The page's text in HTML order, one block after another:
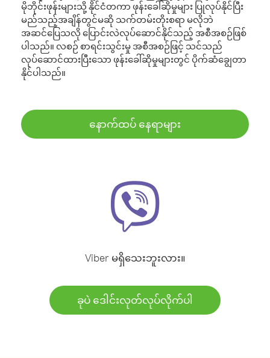
မိုဘိုင်းဖုန်းများသို့ နိုင်ငံတကာ ဖုန်းခေါ်ဆိုမှုများ ပြုလုပ်နိုင်ပြီး
မည်သည့်အချိန်တွင်မဆို သက်တမ်းတိုးစရာ မလိုဘဲ
အဆင်ပြေသလို ပြောင်းလဲလုပ်ဆောင်နိုင်သည့် အစီအစဉ်ဖြစ်
ပါသည်။ လစဉ် စာရင်းသွင်းမှု အစီအစဉ်ဖြင့် သင်သည်
လုပ်ဆောင်ထားပြီးသော ဖုန်းခေါ်ဆိုမှုများတွင် ပိုက်ဆံချွေတာ
နိုင်ပါသည်။
နောက်ထပ် နေရာများ
Viber မရှိသေးဘူးလား။
ခုပဲ ဒေါင်းလုတ်လုပ်လိုက်ပါ